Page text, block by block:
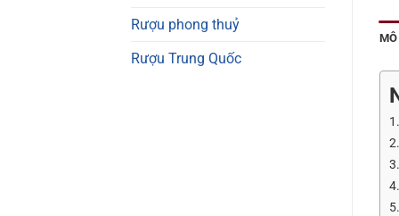
Rượu phong thuỷ
Rượu Trung Quốc